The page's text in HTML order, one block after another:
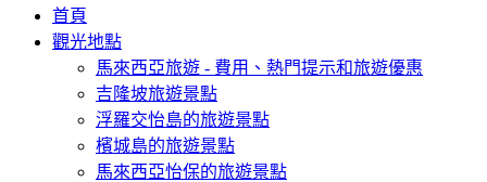
首頁
觀光地點
馬來西亞旅遊 - 費用、熱門提示和旅遊優惠
吉隆坡旅遊景點
浮羅交怡島的旅遊景點
檳城島的旅遊景點
馬來西亞怡保的旅遊景點